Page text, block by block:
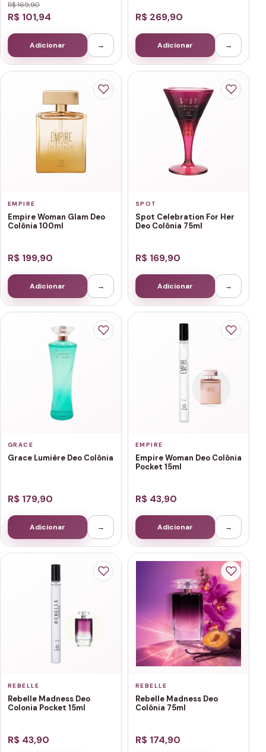
R$ 169,90
R$ 101,94
Adicionar →
R$ 269,90
Adicionar →
EMPIRE
Empire Woman Glam Deo
Colônia 100ml
R$ 199,90
Adicionar →
SPOT
Spot Celebration For Her
Deo Colônia 75ml
R$ 169,90
Adicionar →
GRACE
Grace Lumière Deo Colônia
R$ 179,90
Adicionar →
EMPIRE
Empire Woman Deo Colônia
Pocket 15ml
R$ 43,90
Adicionar →
REBELLE
Rebelle Madness Deo
Colonia Pocket 15ml
R$ 43,90
REBELLE
Rebelle Madness Deo
Colônia 75ml
R$ 174,90